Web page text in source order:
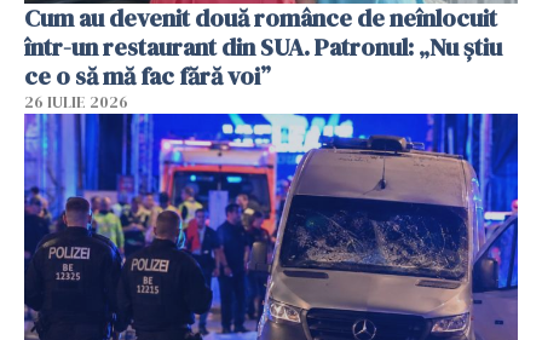
Cum au devenit două românce de neînlocuit
într-un restaurant din SUA. Patronul: „Nu știu
ce o să mă fac fără voi”
26 IULIE 2026